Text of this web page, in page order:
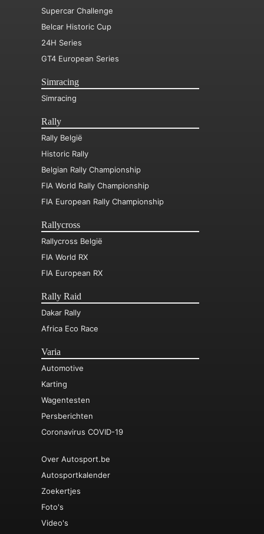
Supercar Challenge
Belcar Historic Cup
24H Series
GT4 European Series
Simracing
Simracing
Rally
Rally België
Historic Rally
Belgian Rally Championship
FIA World Rally Championship
FIA European Rally Championship
Rallycross
Rallycross België
FIA World RX
FIA European RX
Rally Raid
Dakar Rally
Africa Eco Race
Varia
Automotive
Karting
Wagentesten
Persberichten
Coronavirus COVID-19
Over Autosport.be
Autosportkalender
Zoekertjes
Foto's
Video's